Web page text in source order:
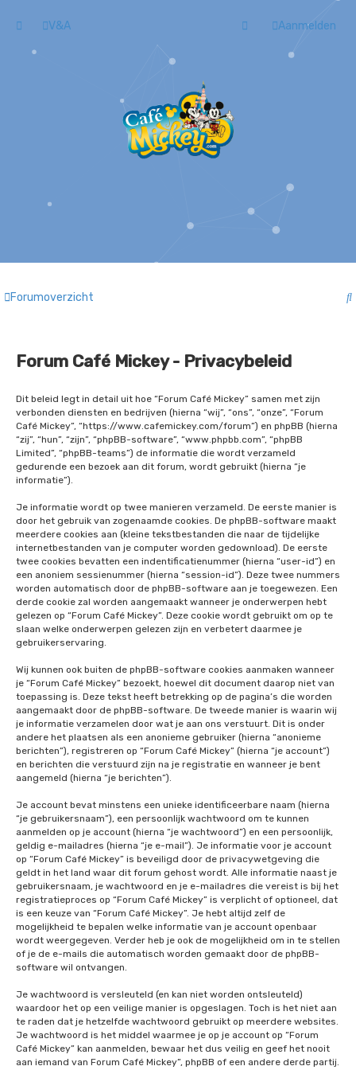
V&A Aanmelden
Forumoverzicht
Forum Café Mickey - Privacybeleid
Dit beleid legt in detail uit hoe “Forum Café Mickey” samen met zijn
verbonden diensten en bedrijven (hierna “wij”, “ons”, “onze”, “Forum
Café Mickey”, “https://www.cafemickey.com/forum”) en phpBB (hierna
“zij”, “hun”, “zijn”, “phpBB-software”, “www.phpbb.com”, “phpBB
Limited”, “phpBB-teams”) de informatie die wordt verzameld
gedurende een bezoek aan dit forum, wordt gebruikt (hierna “je
informatie”).
Je informatie wordt op twee manieren verzameld. De eerste manier is
door het gebruik van zogenaamde cookies. De phpBB-software maakt
meerdere cookies aan (kleine tekstbestanden die naar de tijdelijke
internetbestanden van je computer worden gedownload). De eerste
twee cookies bevatten een indentificatienummer (hierna “user-id”) en
een anoniem sessienummer (hierna “session-id”). Deze twee nummers
worden automatisch door de phpBB-software aan je toegewezen. Een
derde cookie zal worden aangemaakt wanneer je onderwerpen hebt
gelezen op “Forum Café Mickey”. Deze cookie wordt gebruikt om op te
slaan welke onderwerpen gelezen zijn en verbetert daarmee je
gebruikerservaring.
Wij kunnen ook buiten de phpBB-software cookies aanmaken wanneer
je “Forum Café Mickey” bezoekt, hoewel dit document daarop niet van
toepassing is. Deze tekst heeft betrekking op de pagina’s die worden
aangemaakt door de phpBB-software. De tweede manier is waarin wij
je informatie verzamelen door wat je aan ons verstuurt. Dit is onder
andere het plaatsen als een anonieme gebruiker (hierna “anonieme
berichten”), registreren op “Forum Café Mickey” (hierna “je account”)
en berichten die verstuurd zijn na je registratie en wanneer je bent
aangemeld (hierna “je berichten”).
Je account bevat minstens een unieke identificeerbare naam (hierna
“je gebruikersnaam”), een persoonlijk wachtwoord om te kunnen
aanmelden op je account (hierna “je wachtwoord”) en een persoonlijk,
geldig e-mailadres (hierna “je e-mail”). Je informatie voor je account
op “Forum Café Mickey” is beveiligd door de privacywetgeving die
geldt in het land waar dit forum gehost wordt. Alle informatie naast je
gebruikersnaam, je wachtwoord en je e-mailadres die vereist is bij het
registratieproces op “Forum Café Mickey” is verplicht of optioneel, dat
is een keuze van “Forum Café Mickey”. Je hebt altijd zelf de
mogelijkheid te bepalen welke informatie van je account openbaar
wordt weergegeven. Verder heb je ook de mogelijkheid om in te stellen
of je de e-mails die automatisch worden gemaakt door de phpBB-
software wil ontvangen.
Je wachtwoord is versleuteld (en kan niet worden ontsleuteld)
waardoor het op een veilige manier is opgeslagen. Toch is het niet aan
te raden dat je hetzelfde wachtwoord gebruikt op meerdere websites.
Je wachtwoord is het middel waarmee je op je account op “Forum
Café Mickey” kan aanmelden, bewaar het dus veilig en geef het nooit
aan iemand van Forum Café Mickey”, phpBB of een andere derde partij.